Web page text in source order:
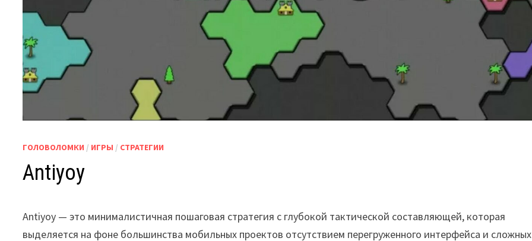
ГОЛОВОЛОМКИ / ИГРЫ / СТРАТЕГИИ
Antiyoy
Antiyoy — это минималистичная пошаговая стратегия с глубокой тактической составляющей, которая
выделяется на фоне большинства мобильных проектов отсутствием перегруженного интерфейса и сложных